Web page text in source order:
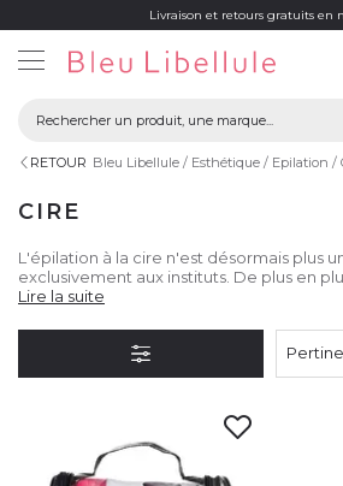
Livraison et retours gratuits en
RETOUR Bleu Libellule Esthétique Epilation
CIRE
L'épilation à la cire n'est désormais plus
exclusivement aux instituts. De plus en
choix à domicile pour obtenir des jambes
Lire la suite